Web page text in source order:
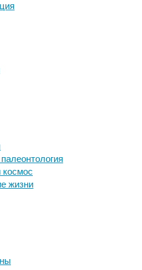
космос
жизни
вирусы
методы